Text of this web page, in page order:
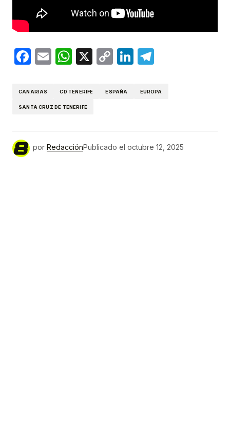
Facebook
EmailWhatsApp
X
CopyLinkedIn
CANARIAS CD TENERIFE ESPAÑA EUROPA
SANTA CRUZ DE TENERIFE
por RedacciónPublicado el octubre 12, 2025